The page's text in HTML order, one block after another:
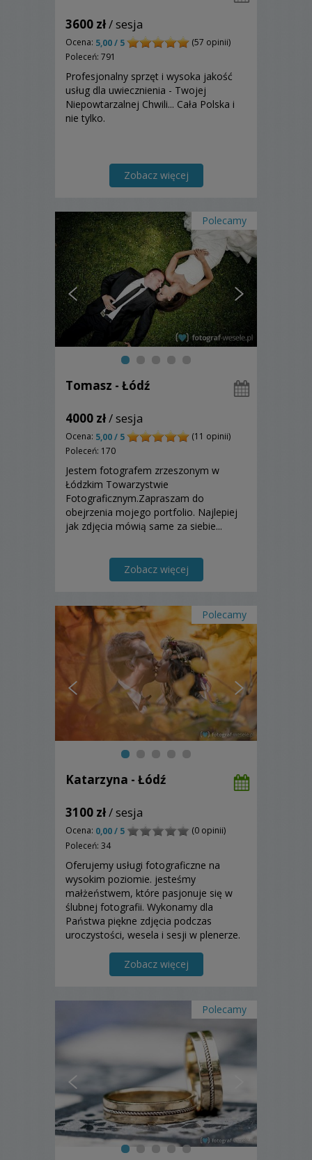
3600 zł/ sesja
Ocena: 5,00 / 5
(57 opinii)
Poleceń: 791
Profesjonalny sprzęt i wysoka jakość
usług dla uwiecznienia - Twojej
Niepowtarzalnej Chwili... Cała Polska i
nie tylko.
Zobacz więcej
Polecamy
Tomasz - Łódź
4000 zł/ sesja
Ocena: 5,00 / 5
(11 opinii)
Poleceń: 170
Jestem fotografem zrzeszonym w
Łódzkim Towarzystwie
Fotograficznym.Zapraszam do
obejrzenia mojego portfolio. Najlepiej
jak zdjęcia mówią same za siebie...
Zobacz więcej
Polecamy
Katarzyna - Łódź
3100 zł/ sesja
Ocena: 0,00 / 5
(0 opinii)
Poleceń: 34
Oferujemy usługi fotograficzne na
wysokim poziomie. jesteśmy
małżeństwem, które pasjonuje się w
ślubnej fotografii. Wykonamy dla
Państwa piękne zdjęcia podczas
uroczystości, wesela i sesji w plenerze.
których będziecie dzięki nam powracać,
dlatego oferujemy profesjonalizm i
Zobacz więcej
Polecamy